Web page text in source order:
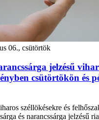
06., csütörtök
jelzésű
csütörtökön és
széllökésekre és
és narancssárga jelzésű